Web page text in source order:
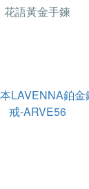
花語黃金手鍊